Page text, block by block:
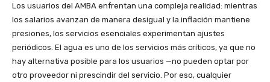
Los usuarios del AMBA enfrentan una compleja realidad: mientras
los salarios avanzan de manera desigual y la inflación mantiene
presiones, los servicios esenciales experimentan ajustes
periódicos. El agua es uno de los servicios más críticos, ya que no
hay alternativa posible para los usuarios —no pueden optar por
otro proveedor ni prescindir del servicio. Por eso, cualquier